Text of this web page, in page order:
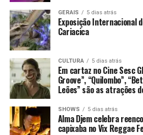
GERAIS 5 dias atrás
Exposição Internacional
Cariacica
CULTURA 5 dias atrás
Em cartaz no Cine Sesc
Groove”, “Quilombo”,
Leões” são as atrações
SHOWS 5 dias atrás
Alma Djem celebra
capixaba no Vix Reggae